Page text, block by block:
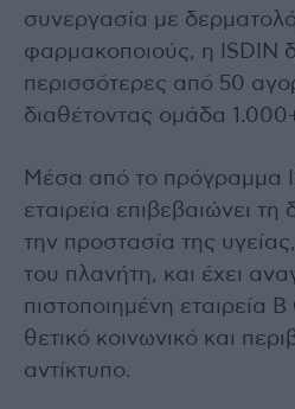
συνεργασία με
φαρμακοποιούς, η ISDIN
περισσότερες από 50
διαθέτοντας ομάδα
Μέσα από το πρόγραμμα
εταιρεία επιβεβαιώνει
την προστασία της
του πλανήτη, και έχει
πιστοποιημένη εταιρεία
θετικό κοινωνικό και
αντίκτυπο.